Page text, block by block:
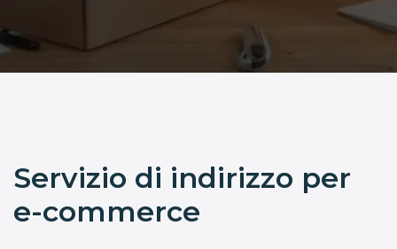
Servizio di indirizzo per
e-commerce